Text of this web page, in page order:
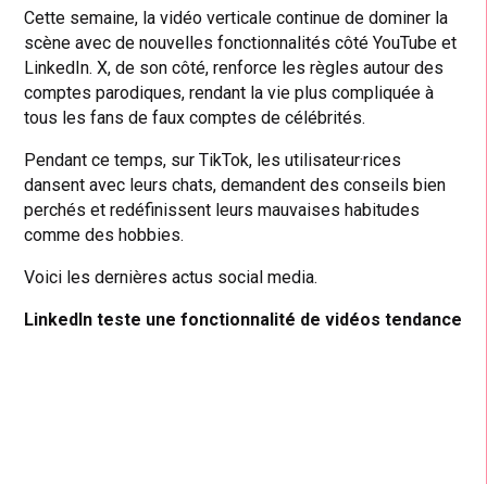
Cette semaine, la vidéo verticale continue de dominer la
scène avec de nouvelles fonctionnalités côté YouTube et
LinkedIn. X, de son côté, renforce les règles autour des
comptes parodiques, rendant la vie plus compliquée à
tous les fans de faux comptes de célébrités.
Pendant ce temps, sur TikTok, les utilisateur·rices
dansent avec leurs chats, demandent des conseils bien
perchés et redéfinissent leurs mauvaises habitudes
comme des hobbies.
Voici les dernières actus social media.
LinkedIn teste une fonctionnalité de vidéos tendance